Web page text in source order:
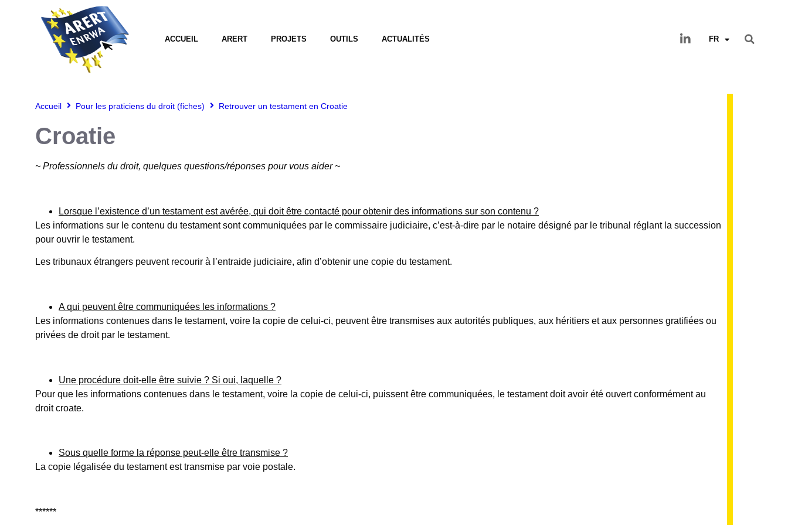
ACCUEIL ARERT PROJETS OUTILS ACTUALITÉS FR
Accueil Pour les praticiens du droit (fiches) Retrouver un testament en Croatie
Croatie
~ Professionnels du droit, quelques questions/réponses pour vous aider ~
Lorsque l’existence d’un testament est avérée, qui doit être contacté pour obtenir des informations sur son contenu ?
Les informations sur le contenu du testament sont communiquées par le commissaire judiciaire, c’est-à-dire par le notaire désigné par le tribunal réglant la succession
pour ouvrir le testament.
Les tribunaux étrangers peuvent recourir à l’entraide judiciaire, afin d’obtenir une copie du testament.
A qui peuvent être communiquées les informations ?
Les informations contenues dans le testament, voire la copie de celui-ci, peuvent être transmises aux autorités publiques, aux héritiers et aux personnes gratifiées ou
privées de droit par le testament.
Une procédure doit-elle être suivie ? Si oui, laquelle ?
Pour que les informations contenues dans le testament, voire la copie de celui-ci, puissent être communiquées, le testament doit avoir été ouvert conformément au
droit croate.
Sous quelle forme la réponse peut-elle être transmise ?
La copie légalisée du testament est transmise par voie postale.
******